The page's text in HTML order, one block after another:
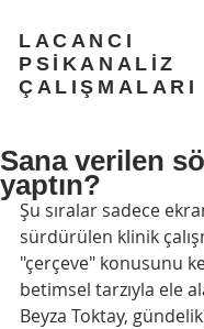
LACANCI
PSİKANALİZ
ÇALIŞMALARI
Sana verilen
yaptın?
Şu sıralar sadece
sürdürülen klinik
"çerçeve" konusunu
betimsel tarzıyla ele
Beyza Toktay,